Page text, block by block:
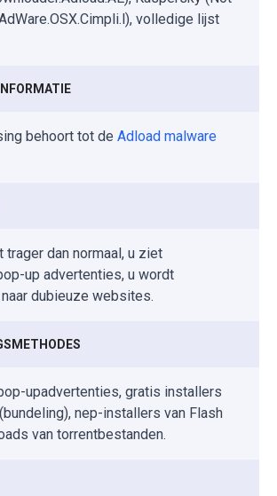
volledige lijst
behoort tot de Adload malware
trager dan normaal, u ziet
up advertenties, u wordt
dubieuze websites.
upadvertenties, gratis installers
nep-installers van Flash
van torrentbestanden.